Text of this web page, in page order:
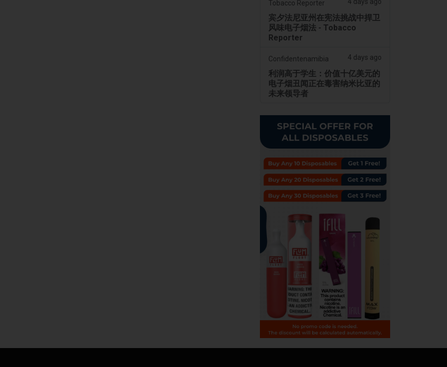
Tobacco Reporter
宾夕法尼亚州在宪法挑战中捍卫
风味电子烟法 - Tobacco
Reporter
Confidentenamibia 4 days ago
利润高于学生：价值十亿美元的
电子烟丑闻正在毒害纳米比亚的
未来领导者